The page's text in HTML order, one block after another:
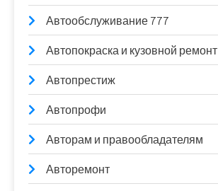
Автообслуживание 777
Автопокраска и кузовной ремонт
Автопрестиж
Автопрофи
Авторам и правообладателям
Авторемонт